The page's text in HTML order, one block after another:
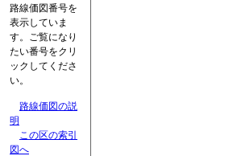
路線価図番号を
表示していま
す。ご覧になり
たい番号をクリ
ックしてくださ
い。
路線価図の説
明
この区の索引
図へ